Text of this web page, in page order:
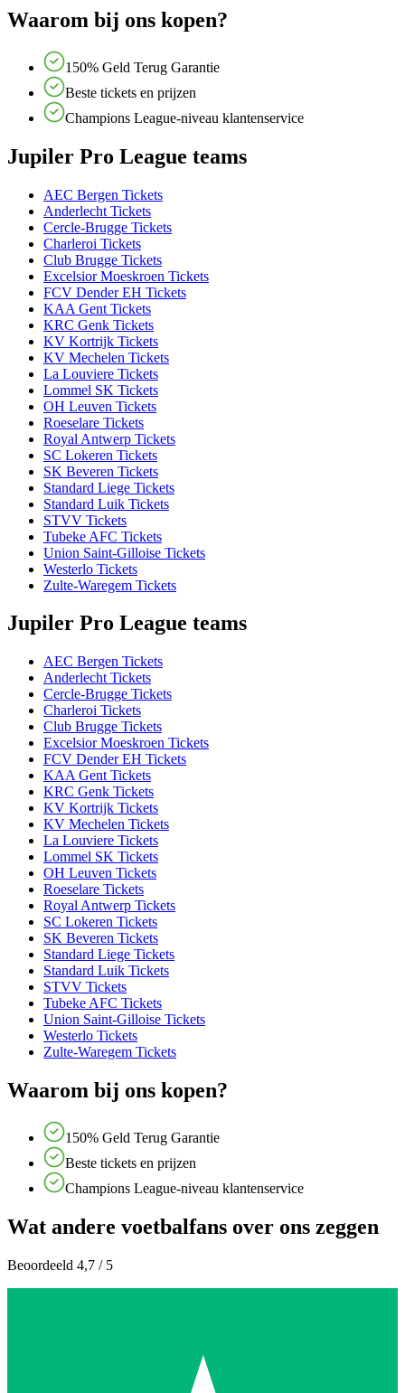
Waarom bij ons kopen?
150% Geld Terug Garantie
Beste tickets en prijzen
Champions League-niveau klantenservice
Jupiler Pro League teams
AEC Bergen Tickets
Anderlecht Tickets
Cercle-Brugge Tickets
Charleroi Tickets
Club Brugge Tickets
Excelsior Moeskroen Tickets
FCV Dender EH Tickets
KAA Gent Tickets
KRC Genk Tickets
KV Kortrijk Tickets
KV Mechelen Tickets
La Louviere Tickets
Lommel SK Tickets
OH Leuven Tickets
Roeselare Tickets
Royal Antwerp Tickets
SC Lokeren Tickets
SK Beveren Tickets
Standard Liege Tickets
Standard Luik Tickets
STVV Tickets
Tubeke AFC Tickets
Union Saint-Gilloise Tickets
Westerlo Tickets
Zulte-Waregem Tickets
Jupiler Pro League teams
AEC Bergen Tickets
Anderlecht Tickets
Cercle-Brugge Tickets
Charleroi Tickets
Club Brugge Tickets
Excelsior Moeskroen Tickets
FCV Dender EH Tickets
KAA Gent Tickets
KRC Genk Tickets
KV Kortrijk Tickets
KV Mechelen Tickets
La Louviere Tickets
Lommel SK Tickets
OH Leuven Tickets
Roeselare Tickets
Royal Antwerp Tickets
SC Lokeren Tickets
SK Beveren Tickets
Standard Liege Tickets
Standard Luik Tickets
STVV Tickets
Tubeke AFC Tickets
Union Saint-Gilloise Tickets
Westerlo Tickets
Zulte-Waregem Tickets
Waarom bij ons kopen?
150% Geld Terug Garantie
Beste tickets en prijzen
Champions League-niveau klantenservice
Wat andere voetbalfans over ons zeggen
Beoordeeld 4,7 / 5